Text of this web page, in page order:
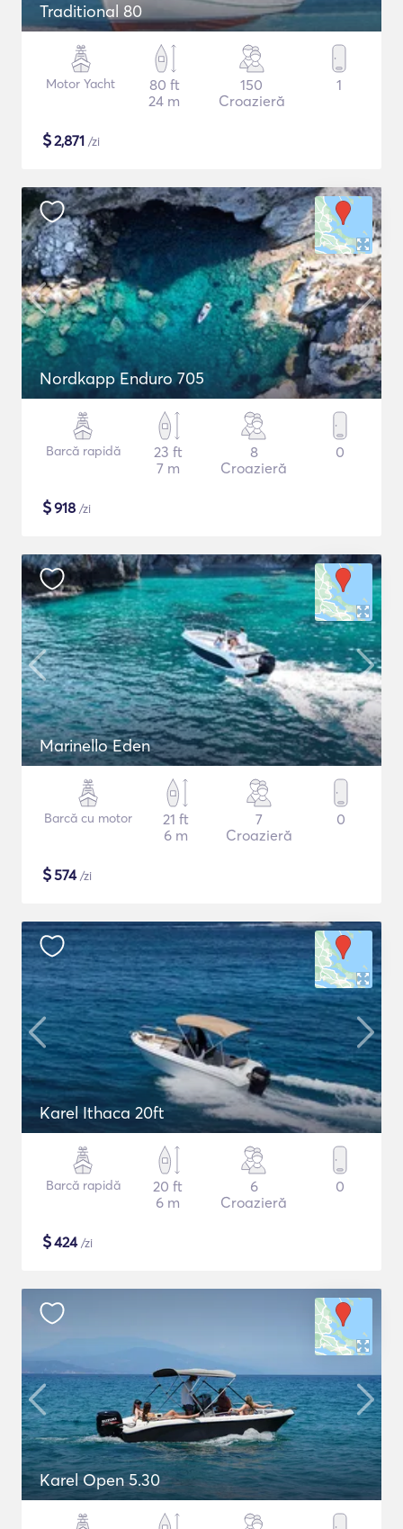
Traditional 80
Motor Yacht
80 ft
24 m
150
Croazieră
1
$2,871 /zi
Nordkapp Enduro 705
Barcă rapidă
23 ft
7 m
8
Croazieră
0
$918 /zi
Marinello Eden
Barcă cu motor
21 ft
6 m
7
Croazieră
0
$574/zi
Karel Ithaca 20ft
Barcă rapidă
20 ft
6 m
6
Croazieră
0
$424/zi
Karel Open 5.30